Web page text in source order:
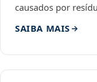
causados por
SAIBA MAIS